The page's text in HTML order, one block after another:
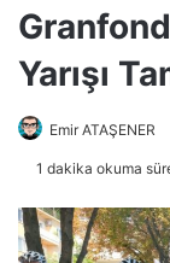
Yarışı
Emir ATAŞENER
1 dakika okuma